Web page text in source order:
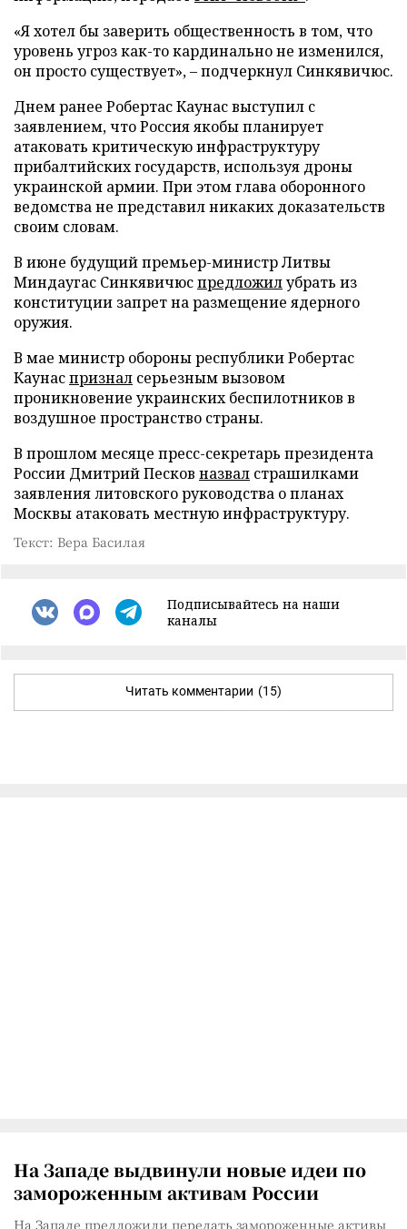
«Я хотел бы заверить общественность в том, что
уровень угроз как-то кардинально не изменился,
он просто существует», – подчеркнул Синкявичюс.
Днем ранее Робертас Каунас выступил с
заявлением, что Россия якобы планирует
атаковать критическую инфраструктуру
прибалтийских государств, используя дроны
украинской армии. При этом глава оборонного
ведомства не представил никаких доказательств
своим словам.
В июне будущий премьер-министр Литвы
Миндаугас Синкявичюспредложилубрать из
конституции запрет на размещение ядерного
оружия.
В мае министр обороны республики Робертас
Каунаспризнал серьезным вызовом
проникновение украинских беспилотников в
воздушное пространство страны.
В прошлом месяце пресс-секретарь президента
России Дмитрий Песков назвал страшилками
заявления литовского руководства о планах
Москвы атаковать местную инфраструктуру.
Текст: Вера Басилая
Подписывайтесь на наши
каналы
Читать комментарии (15)
На Западе выдвинули новые идеи по
замороженным активам России
На Западе предложили передать замороженные активы